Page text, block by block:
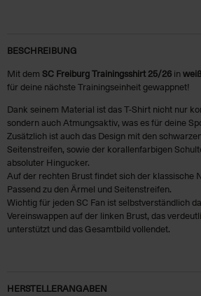
BESCHREIBUNG
Mit dem SC Freiburg Trainingsshirt 25/26 inweiß
für deine nächste Trainingseinheit gewappnet!
Dank seinem Material ist das T-Shirt nicht nur
sondern auch Atmungsaktiv, was es für deine
Zusätzlich ist auch das Design mit den
Seitenstreifen, sowie der korallenfarbigen
absoluter Hingucker.
Auf der rechten Brust findet sich der klassische
Passend zu den Ärmel und Seitenstreifen.
Wichtig für jeden SC Fan ist selbstverständlich
Vereinswappen auf der linken Brust, das
unterstützt und das Gesamtbild vollendet.
HERSTELLERANGABEN